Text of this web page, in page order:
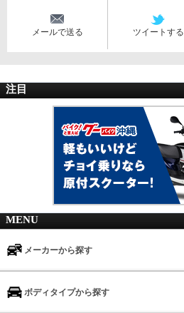
メールで送る ツイートする
注目
MENU
メーカーから探す
ボディタイプから探す